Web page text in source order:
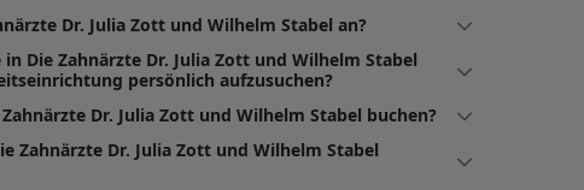
Dr. Julia Zott und Wilhelm Stabel an?
Die Zahnärzte Dr. Julia Zott und Wilhelm Stabel
persönlich aufzusuchen?
Dr. Julia Zott und Wilhelm Stabel buchen?
Zahnärzte Dr. Julia Zott und Wilhelm Stabel